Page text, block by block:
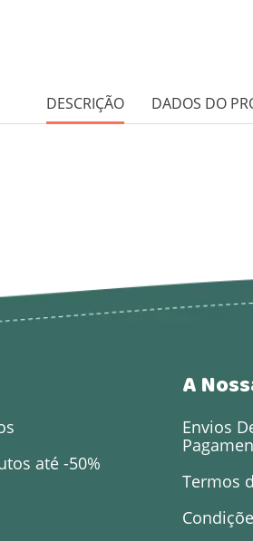
DESCRIÇÃO DADOS DO
até -50%
A
Envios
Termos